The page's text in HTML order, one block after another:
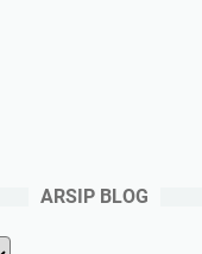
ARSIP BLOG